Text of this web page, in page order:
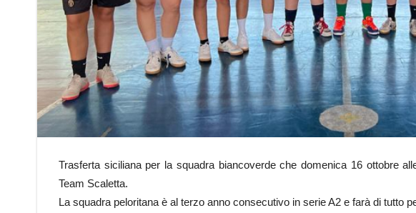
Trasferta siciliana per la squadra biancoverde che domenica 16 ottobre
Team Scaletta.
La squadra peloritana è al terzo anno consecutivo in serie A2 e farà di tutto